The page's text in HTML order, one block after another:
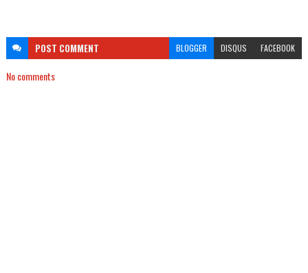
POST COMMENT BLOGGER DISQUS FACEBOOK
No comments